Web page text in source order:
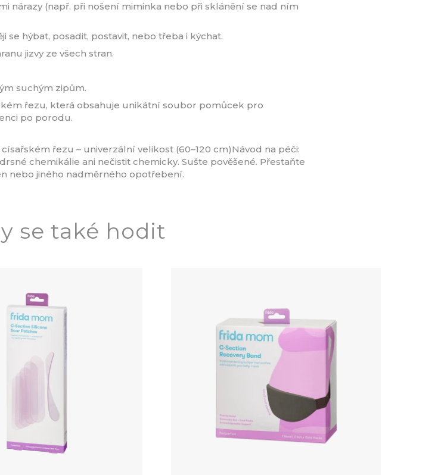
nárazy (např. při nošení miminka nebo při sklánění se nad ním
hýbat, posadit, postavit, nebo třeba i kýchat.
jizvy ze všech stran.
suchým zipům.
řezu, která obsahuje unikátní soubor pomůcek pro
po porodu.
řezu – univerzální velikost (60–120 cm)Návod na péči:
chemikálie ani nečistit chemicky. Sušte pověšené. Přestaňte
nebo jiného nadměrného opotřebení.
se také hodit